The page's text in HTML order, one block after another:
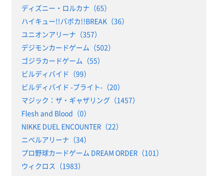
ディズニー・ロルカナ（65）
ハイキュー!!バボカ!!BREAK（36）
ユニオンアリーナ（357）
デジモンカードゲーム（502）
ゴジラカードゲーム（55）
ビルディバイド（99）
ビルディバイド -ブライト-（20）
マジック：ザ・ギャザリング（1457）
Flesh and Blood（0）
NIKKE DUEL ENCOUNTER（22）
ニベルアリーナ（34）
プロ野球カードゲーム DREAM ORDER（101）
ウィクロス（1983）